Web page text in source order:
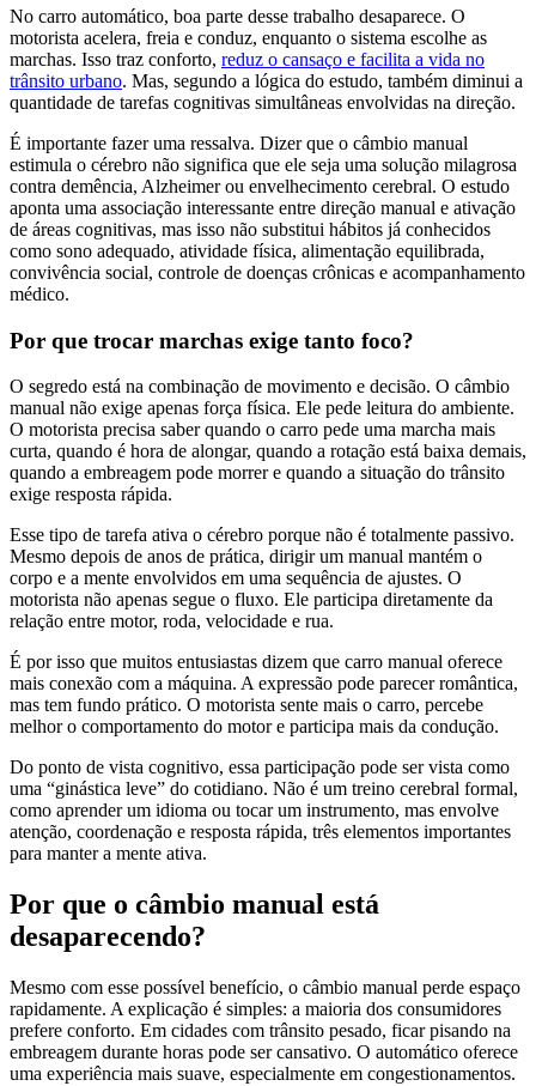
No carro automático, boa parte desse trabalho desaparece. O
motorista acelera, freia e conduz, enquanto o sistema escolhe as
marchas. Isso traz conforto, reduz o cansaço e facilita a vida no
trânsito urbano. Mas, segundo a lógica do estudo, também diminui a
quantidade de tarefas cognitivas simultâneas envolvidas na direção.
É importante fazer uma ressalva. Dizer que o câmbio manual
estimula o cérebro não significa que ele seja uma solução milagrosa
contra demência, Alzheimer ou envelhecimento cerebral. O estudo
aponta uma associação interessante entre direção manual e ativação
de áreas cognitivas, mas isso não substitui hábitos já conhecidos
como sono adequado, atividade física, alimentação equilibrada,
convivência social, controle de doenças crônicas e acompanhamento
médico.
Por que trocar marchas exige tanto foco?
O segredo está na combinação de movimento e decisão. O câmbio
manual não exige apenas força física. Ele pede leitura do ambiente.
O motorista precisa saber quando o carro pede uma marcha mais
curta, quando é hora de alongar, quando a rotação está baixa demais,
quando a embreagem pode morrer e quando a situação do trânsito
exige resposta rápida.
Esse tipo de tarefa ativa o cérebro porque não é totalmente passivo.
Mesmo depois de anos de prática, dirigir um manual mantém o
corpo e a mente envolvidos em uma sequência de ajustes. O
motorista não apenas segue o fluxo. Ele participa diretamente da
relação entre motor, roda, velocidade e rua.
É por isso que muitos entusiastas dizem que carro manual oferece
mais conexão com a máquina. A expressão pode parecer romântica,
mas tem fundo prático. O motorista sente mais o carro, percebe
melhor o comportamento do motor e participa mais da condução.
Do ponto de vista cognitivo, essa participação pode ser vista como
uma “ginástica leve” do cotidiano. Não é um treino cerebral formal,
como aprender um idioma ou tocar um instrumento, mas envolve
atenção, coordenação e resposta rápida, três elementos importantes
para manter a mente ativa.
Por que o câmbio manual está
desaparecendo?
Mesmo com esse possível benefício, o câmbio manual perde espaço
rapidamente. A explicação é simples: a maioria dos consumidores
prefere conforto. Em cidades com trânsito pesado, ficar pisando na
embreagem durante horas pode ser cansativo. O automático oferece
uma experiência mais suave, especialmente em congestionamentos.